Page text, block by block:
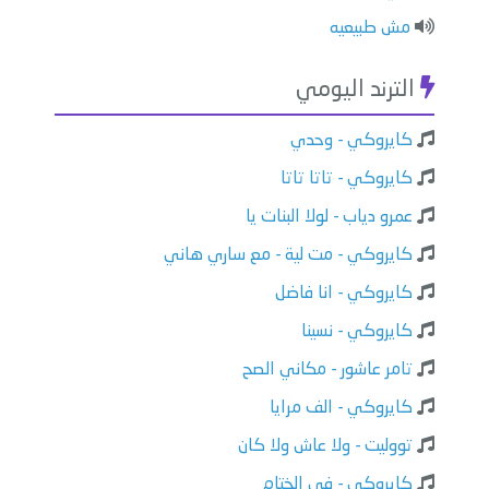
⁠⁠مش طبيعيه
الترند اليومي
كايروكي - وحدي
كايروكي - تاتا تاتا
عمرو دياب - لولا البنات يا
كايروكي - مت لية - مع ساري هاني
كايروكي - انا فاضل
كايروكي - نسينا
تامر عاشور - مكاني الصح
كايروكي - الف مرايا
تووليت - ولا عاش ولا كان
كايروكي - في الختام